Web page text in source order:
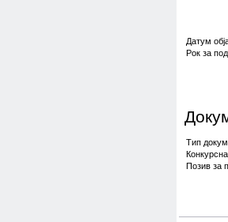
Датум
Рок за
Тип
Позив за